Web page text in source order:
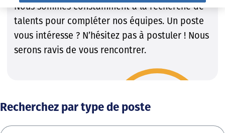
Nous sommes constamment à la recherche de
talents pour compléter nos équipes. Un poste
vous intéresse ? N’hésitez pas à postuler ! Nous
serons ravis de vous rencontrer.
Recherchez par type de poste